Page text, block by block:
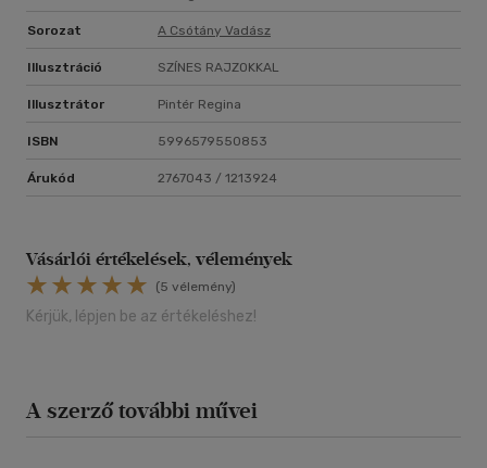
Sorozat A Csótány Vadász
Illusztráció SZÍNES RAJZOKKAL
Illusztrátor Pintér Regina
ISBN 5996579550853
Árukód 2767043 / 1213924
Vásárlói értékelések, vélemények
(5 vélemény)
Kérjük, lépjen be az értékeléshez!
A szerző további művei